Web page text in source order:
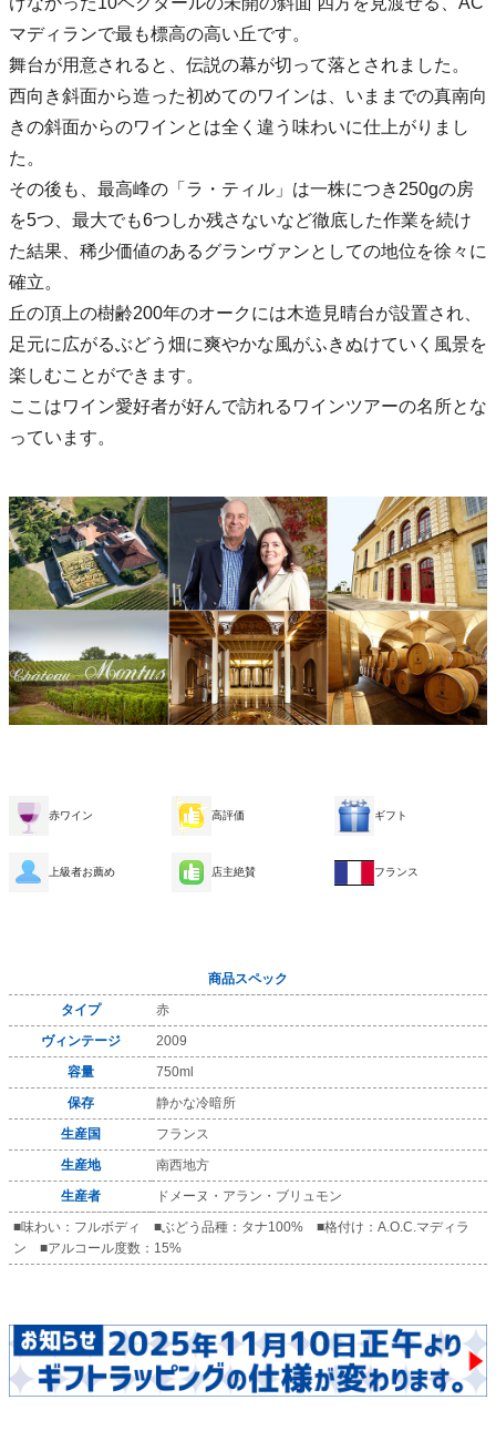
マディランで最も標高の高い丘です。
舞台が用意されると、伝説の幕が切って落とされました。
西向き斜面から造った初めてのワインは、いままでの真南向
きの斜面からのワインとは全く違う味わいに仕上がりまし
た。
その後も、最高峰の「ラ・ティル」は一株につき250gの房
を5つ、最大でも6つしか残さないなど徹底した作業を続け
た結果、稀少価値のあるグランヴァンとしての地位を徐々に
確立。
丘の頂上の樹齢200年のオークには木造見晴台が設置され、
足元に広がるぶどう畑に爽やかな風がふきぬけていく風景を
楽しむことができます。
ここはワイン愛好者が好んで訪れるワインツアーの名所とな
っています。
赤ワイン 高評価 ギフト
上級者お薦め 店主絶賛 フランス
商品スペック
タイプ
赤
ヴィンテージ
2009
容量
750ml
保存
静かな冷暗所
生産国
フランス
生産地
南西地方
生産者
ドメーヌ・アラン・ブリュモン
■味わい：フルボディ ■ぶどう品種：タナ100% ■格付け：A.O.C.マディラ
ン ■アルコール度数：15%